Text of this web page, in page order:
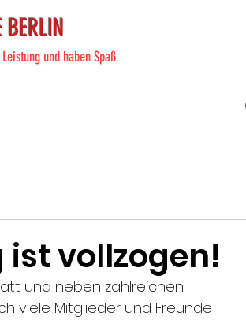
und haben Spaß
ist vollzogen!
und neben zahlreichen
viele Mitglieder und Freunde